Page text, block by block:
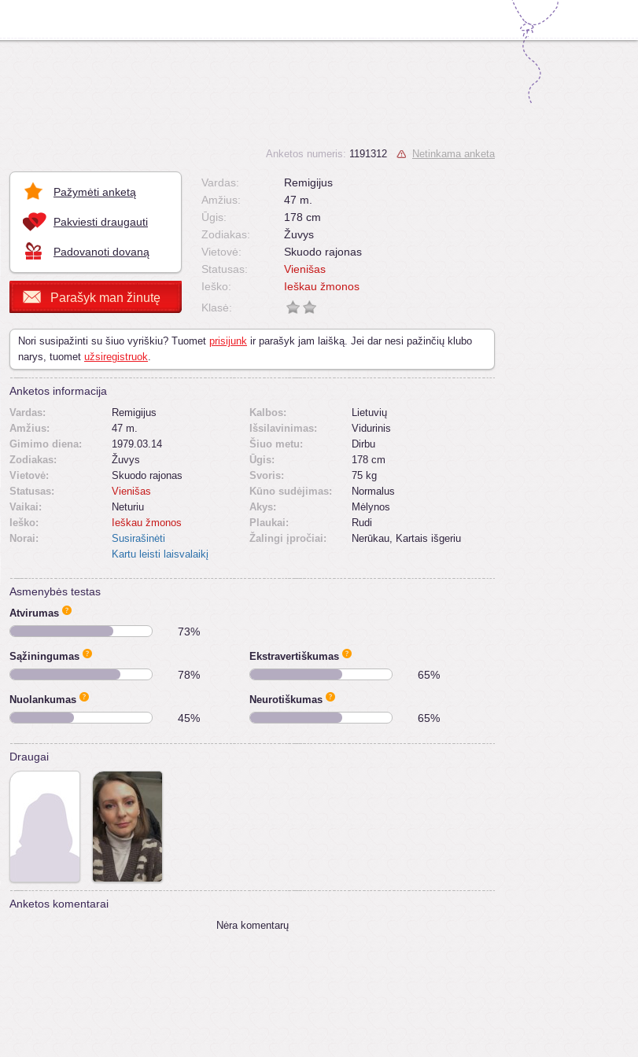
Pažymėti anketą
Pakviesti draugauti
Padovanoti dovaną
Parašyk man žinutę
Anketos numeris: 1191312 Netinkama anketa
Vardas:
Remigijus
Amžius:
47 m.
Ūgis:
178 cm
Zodiakas:
Žuvys
Vietovė:
Skuodo rajonas
Statusas:
Vienišas
Ieško:
Ieškau žmonos
Klasė:
Nori susipažinti su šiuo vyriškiu? Tuomet prisijunk ir parašyk jam laišką. Jei dar nesi pažinčių klubo
narys, tuomet užsiregistruok.
Anketos informacija
Vardas:
Remigijus
Amžius:
47 m.
Gimimo diena:
1979.03.14
Zodiakas:
Žuvys
Vietovė:
Skuodo rajonas
Statusas:
Vienišas
Vaikai:
Neturiu
Ieško:
Ieškau žmonos
Norai:
Susirašinėti
Kartu leisti laisvalaikį
Kalbos:
Lietuvių
Išsilavinimas:
Vidurinis
Šiuo metu:
Dirbu
Ūgis:
178 cm
Svoris:
75 kg
Kūno sudėjimas:
Normalus
Akys:
Mėlynos
Plaukai:
Rudi
Žalingi įpročiai:
Nerūkau, Kartais išgeriu
Asmenybės testas
Atvirumas
73%
Sąžiningumas
78%
Ekstravertiškumas
65%
Nuolankumas
45%
Neurotiškumas
65%
Draugai
Anketos komentarai
Nėra komentarų